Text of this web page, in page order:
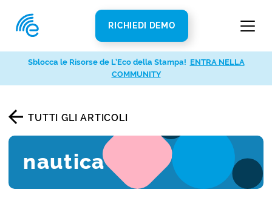
RICHIEDI DEMO
TUTTI GLI ARTICOLI
nautica
Sblocca le Risorse de L’Eco della Stampa! ENTRA NELLA
COMMUNITY